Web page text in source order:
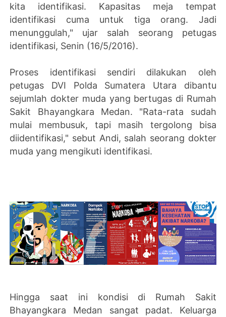
kita identifikasi. Kapasitas meja tempat
identifikasi cuma untuk tiga orang. Jadi
menunggulah," ujar salah seorang petugas
identifikasi, Senin (16/5/2016).
Proses identifikasi sendiri dilakukan oleh
petugas DVI Polda Sumatera Utara dibantu
sejumlah dokter muda yang bertugas di Rumah
Sakit Bhayangkara Medan. "Rata-rata sudah
mulai membusuk, tapi masih tergolong bisa
diidentifikasi," sebut Andi, salah seorang dokter
muda‎ yang mengikuti identifikasi.
Hingga saat ini kondisi di Rumah Sakit
Bhayangkara Medan sangat padat. Keluarga